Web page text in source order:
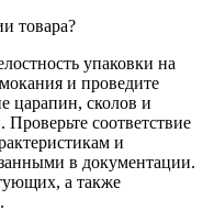
товара?
упаковки на
и проведите
царапин, сколов и
соответствие
и
в документации.
а также